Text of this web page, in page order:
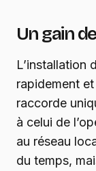
Un gain
L’installation
rapidement
raccorde
à celui de
au réseau
du temps,